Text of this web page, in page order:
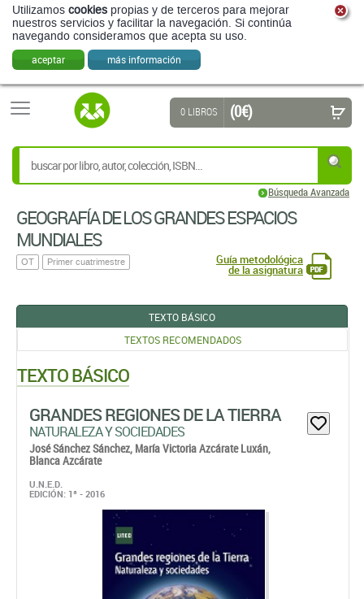
Utilizamos cookies propias y de terceros para mejorar
nuestros servicios y facilitar la navegación. Si continúa
navegando consideramos que acepta su uso.
aceptar más información
Búsqueda Avanzada
0 LIBROS (0 €)
GEOGRAFÍA DE LOS GRANDES ESPACIOS
MUNDIALES
OT Primer cuatrimestre Guía metodológica
de la asignatura
TEXTO BÁSICO
TEXTOS RECOMENDADOS
TEXTO BÁSICO
GRANDES REGIONES DE LA TIERRA
NATURALEZA Y SOCIEDADES
José Sánchez Sánchez, María Victoria Azcárate Luxán,
Blanca Azcárate
U.N.E.D.
EDICIÓN: 1ª - 2016